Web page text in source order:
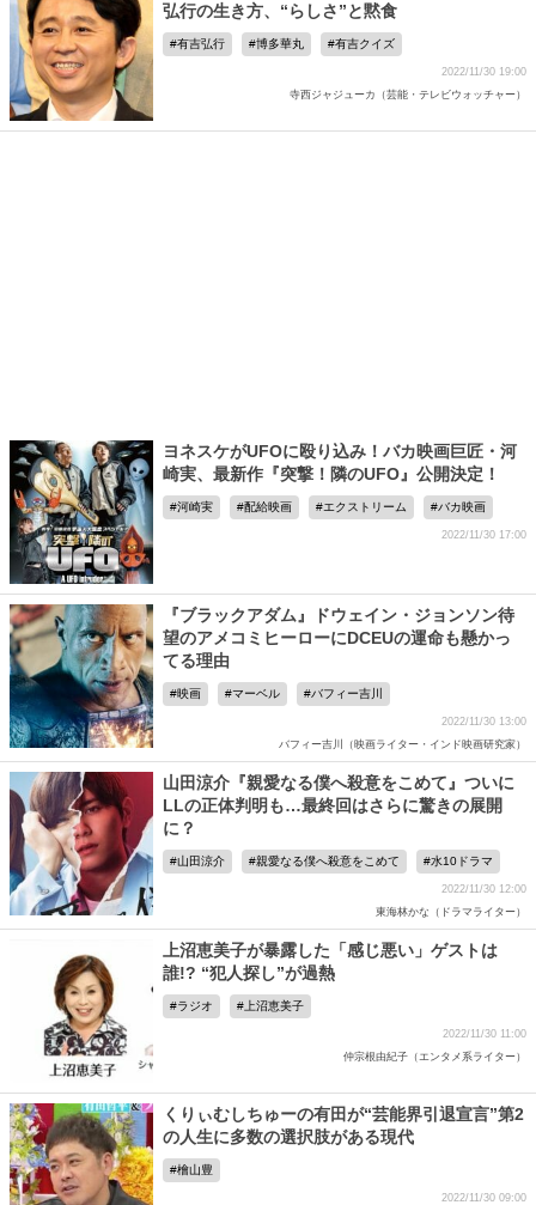
弘行の生き方、“らしさ”と黙食
有吉弘行 博多華丸 有吉クイズ
2022/11/30 19:00
寺西ジャジューカ（芸能・テレビウォッチャー）
ヨネスケがUFOに殴り込み！バカ映画巨匠・河
崎実、最新作『突撃！隣のUFO』公開決定！
河崎実 配給映画 エクストリーム バカ映画
2022/11/30 17:00
『ブラックアダム』ドウェイン・ジョンソン待
望のアメコミヒーローにDCEUの運命も懸かっ
てる理由
映画 マーベル バフィー吉川
2022/11/30 13:00
バフィー吉川（映画ライター・インド映画研究家）
山田涼介『親愛なる僕へ殺意をこめて』ついに
LLの正体判明も…最終回はさらに驚きの展開
に？
山田涼介 親愛なる僕へ殺意をこめて 水10ドラマ
2022/11/30 12:00
東海林かな（ドラマライター）
上沼恵美子が暴露した「感じ悪い」ゲストは
誰!? “犯人探し”が過熱
ラジオ 上沼恵美子
2022/11/30 11:00
仲宗根由紀子（エンタメ系ライター）
くりぃむしちゅーの有田が“芸能界引退宣言”第2
の人生に多数の選択肢がある現代
檜山豊
2022/11/30 09:00